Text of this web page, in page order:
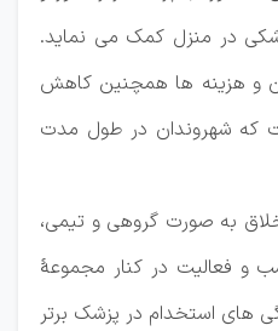
در منزل کمک می نماید.
و هزینه ها همچنین کاهش
که شهروندان در طول مدت
به صورت گروهی و تیمی،
و فعالیت در کنار مجموعۀ
از ویژگی های استخدام در پزشک برتر